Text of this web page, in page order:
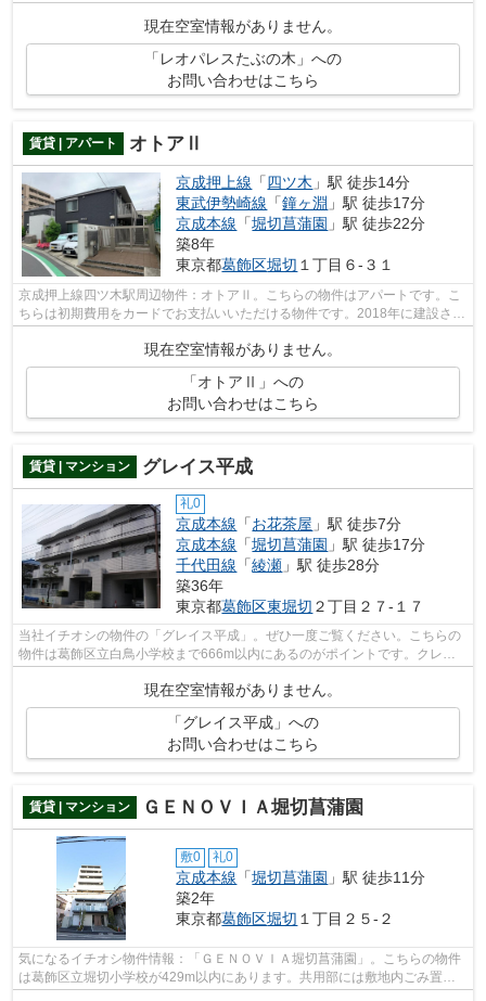
現在空室情報がありません。
「レオパレスたぶの木」への
お問い合わせはこちら
賃貸 | アパート オトアⅡ
京成押上線 「四ツ木 」駅 徒歩14分
東武伊勢崎線 「鐘ヶ淵 」駅 徒歩17分
京成本線 「堀切菖蒲園 」駅 徒歩22分
築8年
東京都葛飾区堀切 １丁目６-３１
京成押上線四ツ木駅周辺物件：オトアⅡ。こちらの物件はアパートです。こ
ちらは初期費用をカードでお支払いいただける物件です。2018年に建設され
た物件です。賃貸物件をお探しなら、当...
現在空室情報がありません。
「オトアⅡ」への
お問い合わせはこちら
賃貸 | マンション グレイス平成
礼0
京成本線 「お花茶屋 」駅 徒歩7分
京成本線 「堀切菖蒲園 」駅 徒歩17分
千代田線 「綾瀬 」駅 徒歩28分
築36年
東京都葛飾区東堀切 ２丁目２７-１７
当社イチオシの物件の「グレイス平成」。ぜひ一度ご覧ください。こちらの
物件は葛飾区立白鳥小学校まで666m以内にあるのがポイントです。クレジ
現在空室情報がありません。
「グレイス平成」への
お問い合わせはこちら
賃貸 | マンション ＧＥＮＯＶＩＡ堀切菖蒲園
敷0 礼0
京成本線 「堀切菖蒲園 」駅 徒歩11分
築2年
東京都葛飾区堀切 １丁目２５-２
気になるイチオシ物件情報：「ＧＥＮＯＶＩＡ堀切菖蒲園」。こちらの物件
は葛飾区立堀切小学校が429m以内にあります。共用部には敷地内ごみ置き